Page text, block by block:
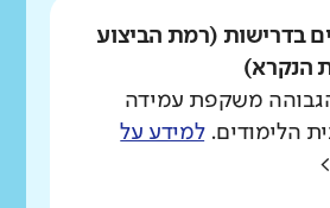
בדרישות (רמת הביצוע
הנקרא)
משקפת עמידה
הלימודים.למידע על
>